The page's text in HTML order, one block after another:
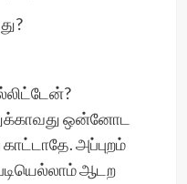
ஒன்னோட
அப்புறம்
ஆடற